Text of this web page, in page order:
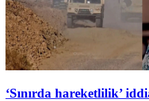
‘Sınırda hareketlilik’